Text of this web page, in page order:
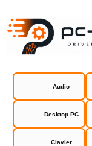
Audio
Desktop PC
Clavier